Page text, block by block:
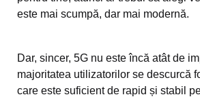
este mai scumpă, dar mai modernă.
Dar, sincer, 5G nu este încă atât de
majoritatea utilizatorilor se descurcă
care este suficient de rapid și stabil